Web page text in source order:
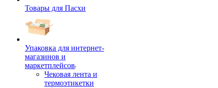
Товары для Пасхи
Упаковка для интернет-
магазинов и
маркетплейсов
Чековая лента и
термоэтикетки